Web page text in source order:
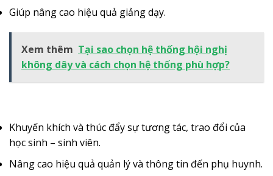
Giúp nâng cao hiệu quả giảng dạy.
Xem thêm Tại sao chọn hệ thống hội nghị
không dây và cách chọn hệ thống phù hợp?
Khuyến khích và thúc đẩy sự tương tác, trao đổi của
học sinh – sinh viên.
Nâng cao hiệu quả quản lý và thông tin đến phụ huynh.